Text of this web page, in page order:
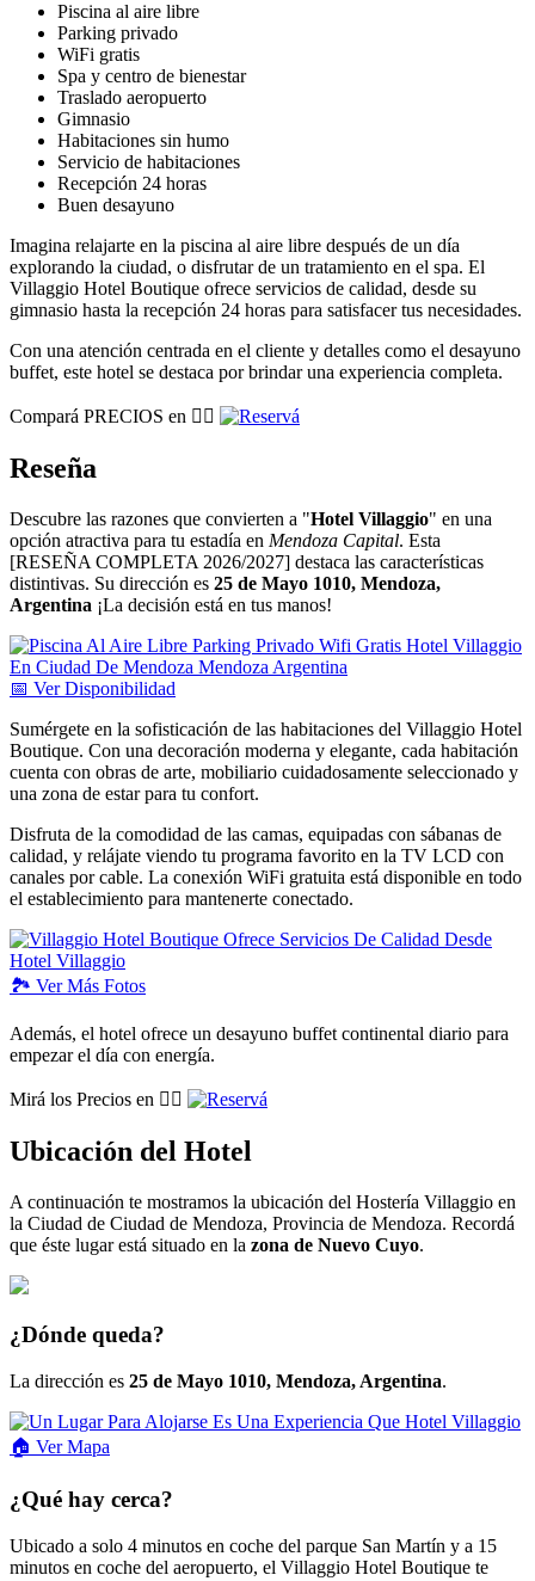
Piscina al aire libre
Parking privado
WiFi gratis
Spa y centro de bienestar
Traslado aeropuerto
Gimnasio
Habitaciones sin humo
Servicio de habitaciones
Recepción 24 horas
Buen desayuno
Imagina relajarte en la piscina al aire libre después de un día
explorando la ciudad, o disfrutar de un tratamiento en el spa. El
Villaggio Hotel Boutique ofrece servicios de calidad, desde su
gimnasio hasta la recepción 24 horas para satisfacer tus necesidades.
Con una atención centrada en el cliente y detalles como el desayuno
buffet, este hotel se destaca por brindar una experiencia completa.
Compará PRECIOS en 👉🏽
Reseña
Descubre las razones que convierten a "Hotel Villaggio" en una
opción atractiva para tu estadía en Mendoza Capital. Esta
[RESEÑA COMPLETA 2026/2027] destaca las características
distintivas. Su dirección es 25 de Mayo 1010, Mendoza,
Argentina ¡La decisión está en tus manos!
📅 VerDisponibilidad
Sumérgete en la sofisticación de las habitaciones del Villaggio Hotel
Boutique. Con una decoración moderna y elegante, cada habitación
cuenta con obras de arte, mobiliario cuidadosamente seleccionado y
una zona de estar para tu confort.
Disfruta de la comodidad de las camas, equipadas con sábanas de
calidad, y relájate viendo tu programa favorito en la TV LCD con
canales por cable. La conexión WiFi gratuita está disponible en todo
el establecimiento para mantenerte conectado.
🏞️ VerMás Fotos
Además, el hotel ofrece un desayuno buffet continental diario para
empezar el día con energía.
Mirá los Precios en 👉🏽
Ubicación del Hotel
A continuación te mostramos la ubicación del Hostería Villaggio en
la Ciudad de Ciudad de Mendoza, Provincia de Mendoza. Recordá
que éste lugar está situado en la zona de Nuevo Cuyo.
¿Dónde queda?
La dirección es 25 de Mayo 1010, Mendoza, Argentina.
🏠 VerMapa
¿Qué hay cerca?
Ubicado a solo 4 minutos en coche del parque San Martín y a 15
minutos en coche del aeropuerto, el Villaggio Hotel Boutique te